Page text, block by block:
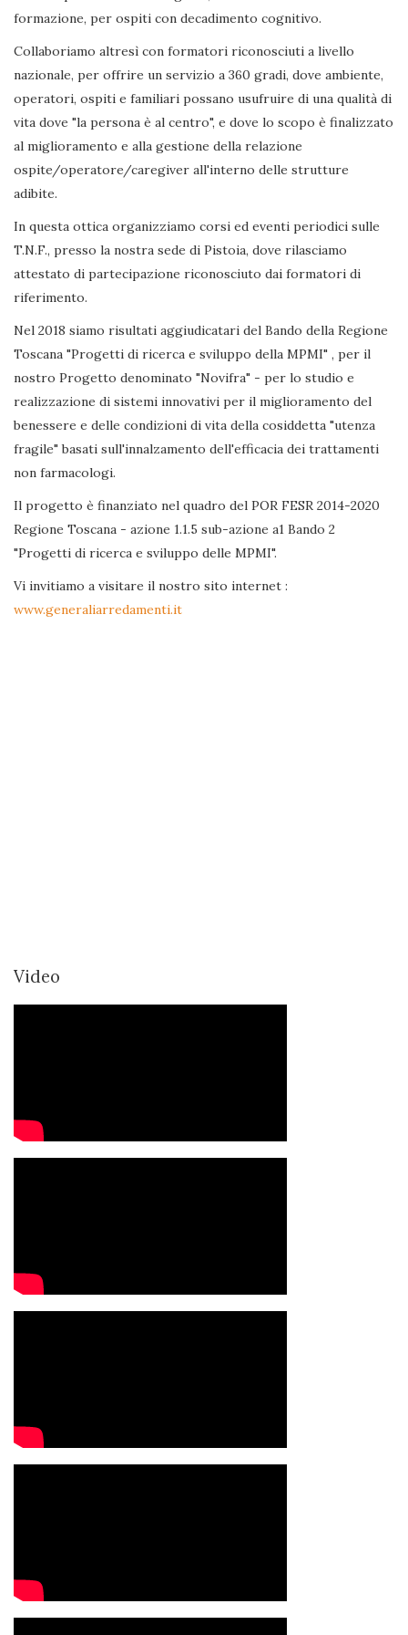
formazione, per ospiti con decadimento cognitivo.
Collaboriamo altresì con formatori riconosciuti a livello
nazionale, per offrire un servizio a 360 gradi, dove ambiente,
operatori, ospiti e familiari possano usufruire di una qualità di
vita dove "la persona è al centro", e dove lo scopo è finalizzato
al miglioramento e alla gestione della relazione
ospite/operatore/caregiver all'interno delle strutture
adibite.
In questa ottica organizziamo corsi ed eventi periodici sulle
T.N.F., presso la nostra sede di Pistoia, dove rilasciamo
attestato di partecipazione riconosciuto dai formatori di
riferimento.
Nel 2018 siamo risultati aggiudicatari del Bando della Regione
Toscana "Progetti di ricerca e sviluppo della MPMI" , per il
nostro Progetto denominato "Novifra" - per lo studio e
realizzazione di sistemi innovativi per il miglioramento del
benessere e delle condizioni di vita della cosiddetta "utenza
fragile" basati sull'innalzamento dell'efficacia dei trattamenti
non farmacologi.
Il progetto è finanziato nel quadro del POR FESR 2014-2020
Regione Toscana - azione 1.1.5 sub-azione a1 Bando 2
"Progetti di ricerca e sviluppo delle MPMI".
Vi invitiamo a visitare il nostro sito internet :
www.generaliarredamenti.it
Video